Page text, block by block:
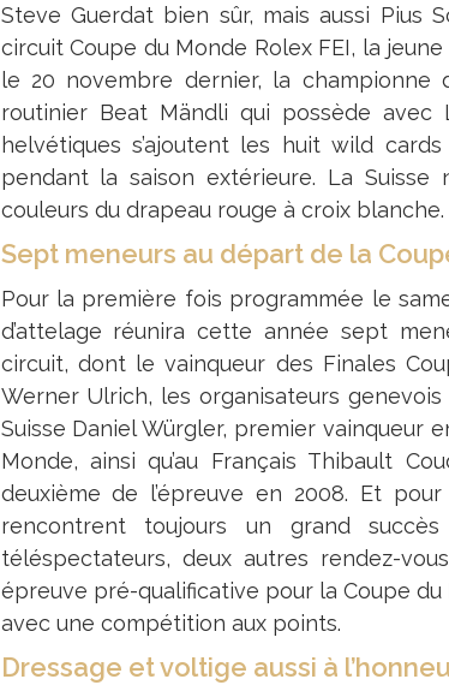
Steve Guerdat bien sûr, mais aussi Pius
circuit Coupe du Monde Rolex FEI, la
le 20 novembre dernier, la championne
routinier Beat Mändli qui possède avec
helvétiques s’ajoutent les huit wild
pendant la saison extérieure. La
couleurs du drapeau rouge à croix blanche.
Sept meneurs au départ de la
Pour la première fois programmée le
d’attelage réunira cette année sept
circuit, dont le vainqueur des Finales
Werner Ulrich, les organisateurs
Suisse Daniel Würgler, premier vainqueur
Monde, ainsi qu’au Français Thibault
deuxième de l’épreuve en 2008. Et
rencontrent toujours un grand
téléspectateurs, deux autres rendez-
épreuve pré-qualificative pour la Coupe
avec une compétition aux points.
Dressage et voltige aussi à